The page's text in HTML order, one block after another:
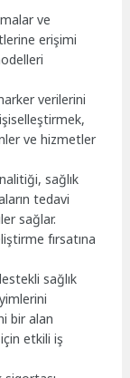
ve
erişimi
verilerini
ve hizmetler
sağlık
tedavi
sağlar.
fırsatına
sağlık
bir alan
etkili iş